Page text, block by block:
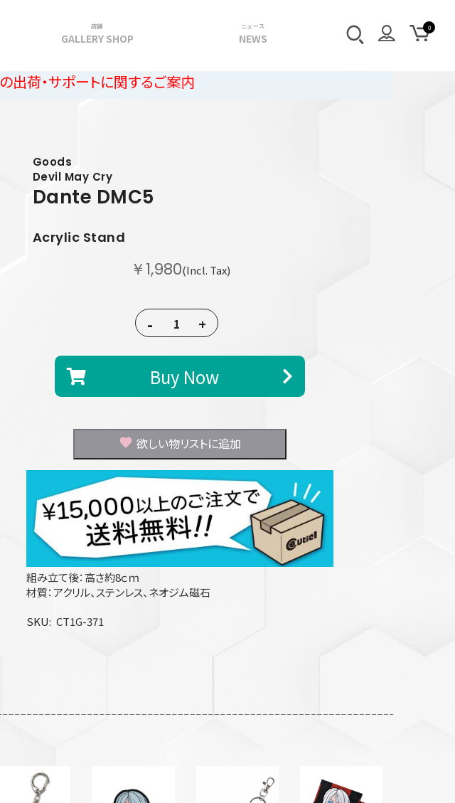
店舗
GALLERY SHOP
ニュース
NEWS
ートに関するご案内
Goods
Devil May Cry
Dante DMC5
Acrylic Stand
￥1,980(Incl. Tax)
- +
Buy Now
欲しい物リストに追加
組み立て後：高さ約8ｃｍ
材質：アクリル、ステンレス、ネオジム磁石
SKU CT1G-371